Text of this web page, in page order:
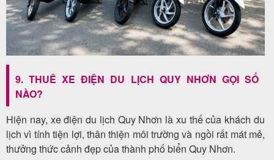
9. THUÊ XE ĐIỆN DU LỊCH QUY NHƠN GỌI SỐ
NÀO?
Hiện nay, xe điện du lịch Quy Nhơn là xu thế của khách du
lịch vì tính tiện lợi, thân thiện môi trường và ngồi rất mát mẻ,
thưởng thức cảnh đẹp của thành phố biển Quy Nhơn.